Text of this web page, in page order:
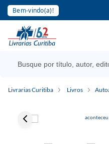
Bem-vindo(a)!
Livrarias Curitiba Livros